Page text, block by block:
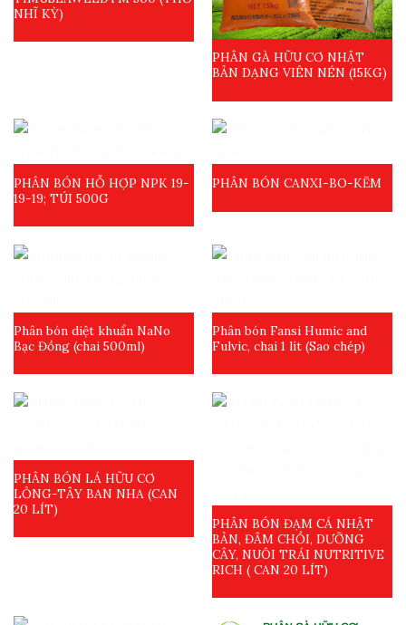
NHĨ KỲ)
PHÂN GÀ HỮU CƠ NHẬT
BẢN DẠNG VIÊN NÉN (15KG)
PHÂN BÓN HỖ HỢP NPK 19-
19-19; TÚI 500G
PHÂN BÓN CANXI-BO-KẼM
Phân bón diệt khuẩn NaNo
Bạc Đồng (chai 500ml)
Phân bón Fansi Humic and
Fulvic, chai 1 lít (Sao chép)
PHÂN BÓN LÁ HỮU CƠ
LỎNG-TÂY BAN NHA (CAN
20 LÍT)
PHÂN BÓN ĐẠM CÁ NHẬT
BẢN, ĐÂM CHỒI, DƯỠNG
CÂY, NUÔI TRÁI NUTRITIVE
RICH ( CAN 20 LÍT)